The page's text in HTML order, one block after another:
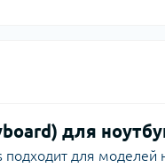
для
подходит для моделей